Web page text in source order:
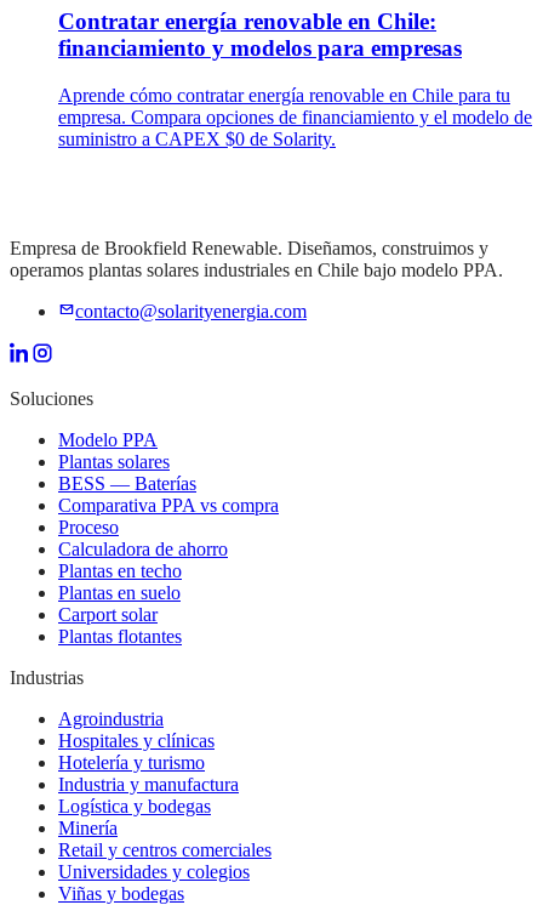
Contratar energía renovable en Chile:
financiamiento y modelos para empresas
Aprende cómo contratar energía renovable en Chile para tu
empresa. Compara opciones de financiamiento y el modelo de
suministro a CAPEX $0 de Solarity.
Empresa de Brookfield Renewable. Diseñamos, construimos y
operamos plantas solares industriales en Chile bajo modelo PPA.
contacto@solarityenergia.com
Soluciones
Modelo PPA
Plantas solares
BESS — Baterías
Comparativa PPA vs compra
Proceso
Calculadora de ahorro
Plantas en techo
Plantas en suelo
Carport solar
Plantas flotantes
Industrias
Agroindustria
Hospitales y clínicas
Hotelería y turismo
Industria y manufactura
Logística y bodegas
Minería
Retail y centros comerciales
Universidades y colegios
Viñas y bodegas